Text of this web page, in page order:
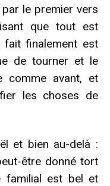
le premier vers
que tout est
fait finalement est
de tourner et le
comme avant, et
les choses de
et bien au-delà :
être donné tort
familial est bel et